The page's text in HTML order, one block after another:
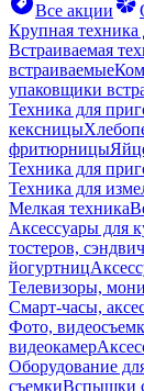
Все акции
Крупная техника
Встраиваемая
встраиваемые
упаковщики
Техника для
кексницы
фритюрницы
Техника для
Техника для
Мелкая техника
Аксессуары для
тостеров,
йогуртниц
Телевизоры,
Смарт-часы,
Фото,
видеокамер
Оборудование
съемкиВспышки